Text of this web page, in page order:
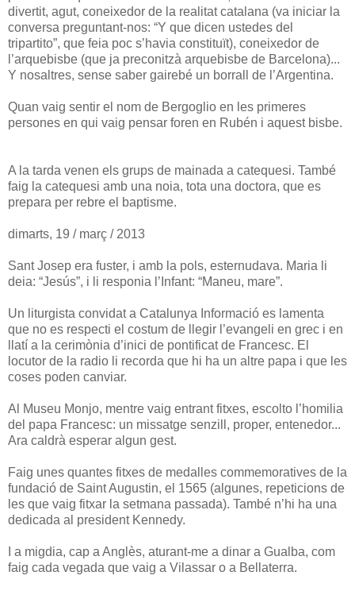
divertit, agut, coneixedor de la realitat catalana (va iniciar la
conversa preguntant-nos: “Y que dicen ustedes del
tripartito”, que feia poc s’havia constituït), coneixedor de
l’arquebisbe (que ja preconitzà arquebisbe de Barcelona)...
Y nosaltres, sense saber gairebé un borrall de l’Argentina.
Quan vaig sentir el nom de Bergoglio en les primeres
persones en qui vaig pensar foren en Rubén i aquest bisbe.
A la tarda venen els grups de mainada a catequesi. També
faig la catequesi amb una noia, tota una doctora, que es
prepara per rebre el baptisme.
dimarts, 19 / març / 2013
Sant Josep era fuster, i amb la pols, esternudava. Maria li
deia: “Jesús”, i li responia l’Infant: “Maneu, mare”.
Un liturgista convidat a Catalunya Informació es lamenta
que no es respecti el costum de llegir l’evangeli en grec i en
llatí a la cerimònia d’inici de pontificat de Francesc. El
locutor de la radio li recorda que hi ha un altre papa i que les
coses poden canviar.
Al Museu Monjo, mentre vaig entrant fitxes, escolto l’homilia
del papa Francesc: un missatge senzill, proper, entenedor...
Ara caldrà esperar algun gest.
Faig unes quantes fitxes de medalles commemoratives de la
fundació de Saint Augustin, el 1565 (algunes, repeticions de
les que vaig fitxar la setmana passada). També n’hi ha una
dedicada al president Kennedy.
I a migdia, cap a Anglès, aturant-me a dinar a Gualba, com
faig cada vegada que vaig a Vilassar o a Bellaterra.